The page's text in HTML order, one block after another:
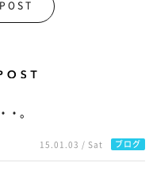
・。
15.01.03 / Sat ブログ